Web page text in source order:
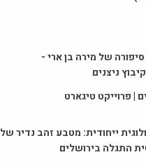
של מירה בן ארי -
ניצנים
| פרוייקט טיגארט
ייחודית: מטבע זהב נדיר של
התגלה בירושלים